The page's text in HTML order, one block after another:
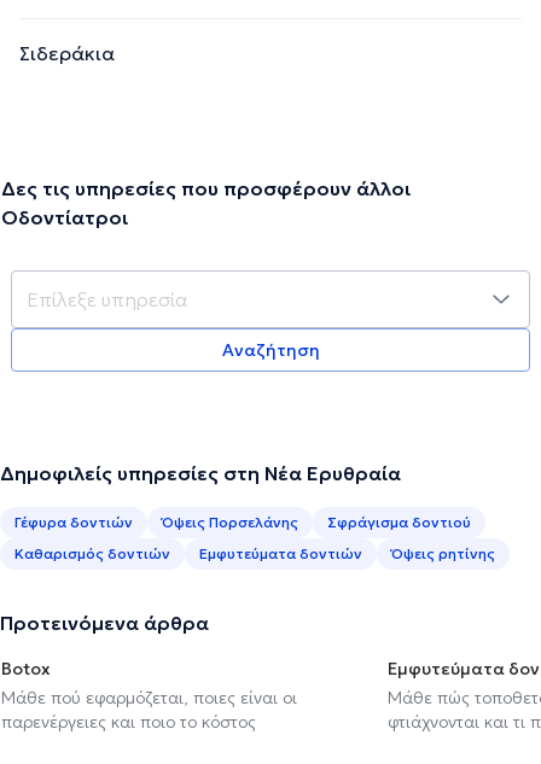
Σιδεράκια
Δες τις υπηρεσίες που προσφέρουν άλλοι
Οδοντίατροι
Αναζήτηση
Δημοφιλείς υπηρεσίες στη Νέα Ερυθραία
Γέφυρα δοντιών Όψεις Πορσελάνης
Σφράγισμα δοντιού
Καθαρισμός δοντιών
Εμφυτεύματα δοντιών Όψεις ρητίνης
Προτεινόμενα άρθρα
Botox
Μάθε πού εφαρμόζεται, ποιες είναι οι
παρενέργειες και ποιο το κόστος
Εμφυτεύματα
Μάθε πώς
φτιάχνονται και τι